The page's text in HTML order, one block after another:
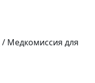
/ Медкомиссия для